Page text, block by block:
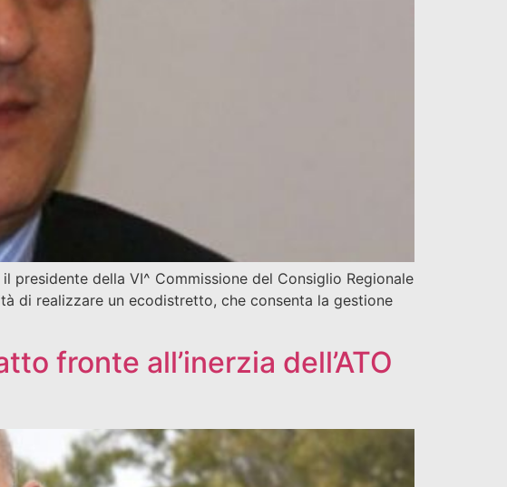
presidente della VI^ Commissione del Consiglio Regionale
di realizzare un ecodistretto, che consenta la gestione
fronte all’inerzia dell’ATO